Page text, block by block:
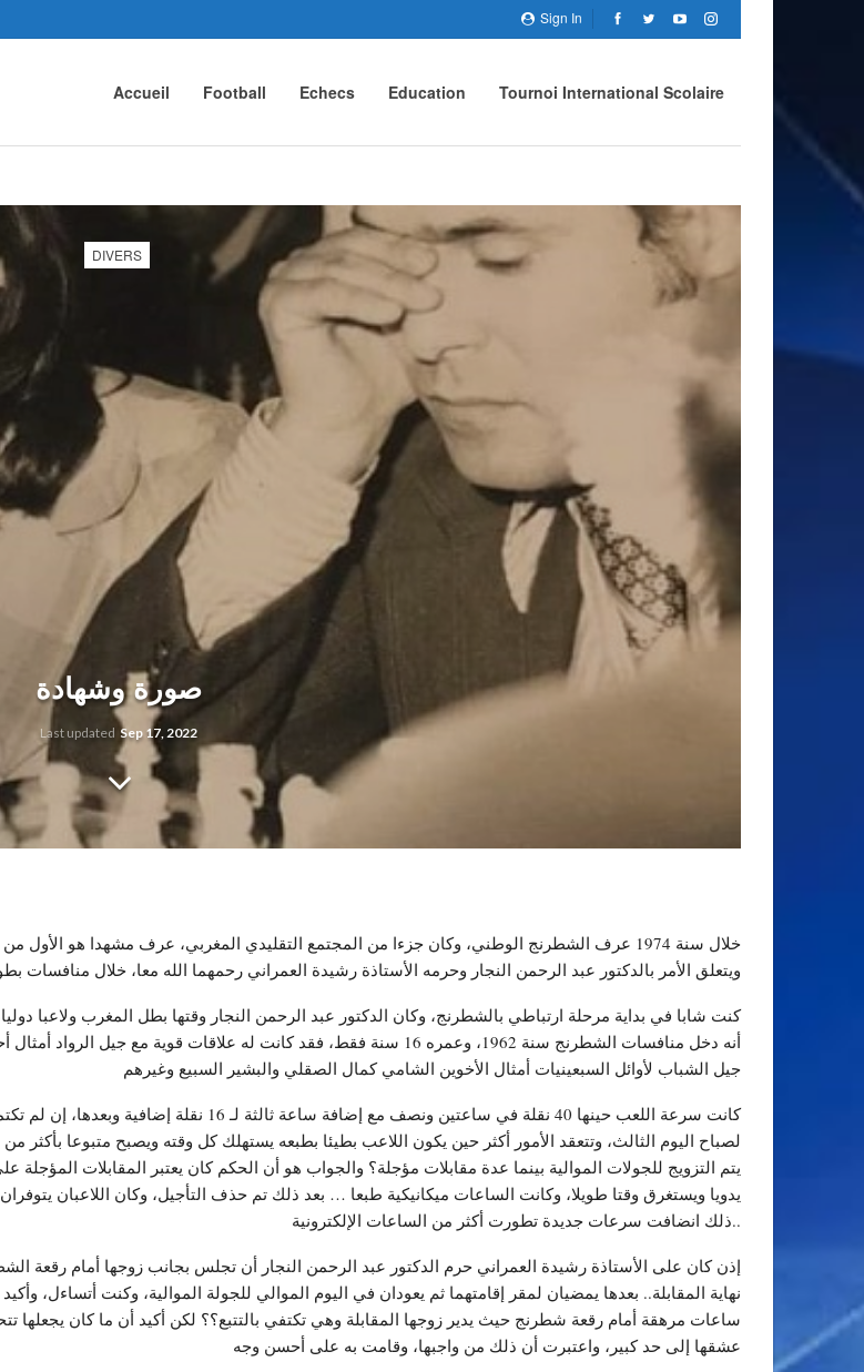
Sign In
Accueil Football Echecs Education Tournoi International Scolaire
DIVERS
صورة وشهادة
Last updated Sep 17, 2022
خلال سنة 1974 عرف الشطرنج الوطني، وكان جزءا من المجتمع التقليدي المغربي، عرف مشهدا هو
ويتعلق الأمر بالدكتور عبد الرحمن النجار وحرمه الأستاذة رشيدة العمراني رحمهما الله معا، خلال منافسات
كنت شابا في بداية مرحلة ارتباطي بالشطرنج، وكان الدكتور عبد الرحمن النجار وقتها بطل المغرب ولاعبا
أنه دخل منافسات الشطرنج سنة 1962، وعمره 16 سنة فقط، فقد كانت له
جيل الشباب لأوائل السبعينيات أمثال الأخوين الشامي كمال الصقلي والبشير السبيع وغيرهم
كانت سرعة اللعب حينها 40 نقلة في ساعتين ونصف مع
لصباح اليوم الثالث، وتتعقد الأمور أكثر حين يكون اللاعب بطيئا بطبعه يستهلك كل وقته ويصبح متبوعا بأكثر
يتم التزويج للجولات الموالية بينما عدة مقابلات مؤجلة؟ والجواب هو أن الحكم كان يعتبر المقابلات المؤجلة
ذلك انضافت سرعات جديدة تطورت أكثر من الساعات الإلكترونية..
إذن كان على الأستاذة رشيدة العمراني حرم الدكتور عبد الرحمن النجار أن تجلس بجانب زوجها أمام رقعة
نهاية المقابلة.. بعدها يمضيان لمقر إقامتهما ثم يعودان في اليوم الموالي للجولة الموالية، وكنت
ساعات مرهقة أمام رقعة شطرنج حيث يدير زوجها المقابلة وهي تكتفي بالتتبع؟؟ لكن أكيد أن ما كان يجعلها
عشقها إلى حد كبير، واعتبرت أن ذلك من واجبها، وقامت به على أحسن وجه